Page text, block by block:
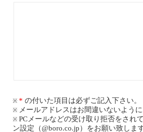
の付いた項目は必ずご記入下さい。
メールアドレスはお間違いないように
PCメールなどの受け取り拒否をされ
ン設定（@boro.co.jp）をお願い致します